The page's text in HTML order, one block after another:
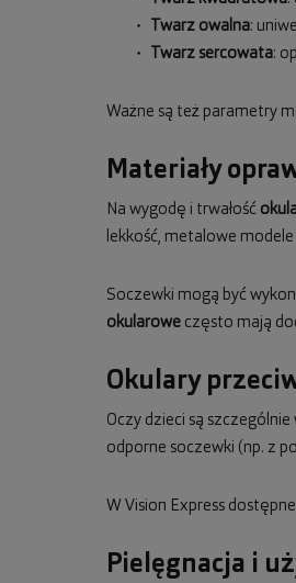
Twarz owalna:
Twarz sercowata:
Ważne są też parametry
Materiały
Na wygodę i trwałość
lekkość, metalowe
Soczewki mogą być
okularowe często mają
Okulary
Oczy dzieci są
odporne soczewki (np. z
W Vision Express dostępne
Pielęgnacja i